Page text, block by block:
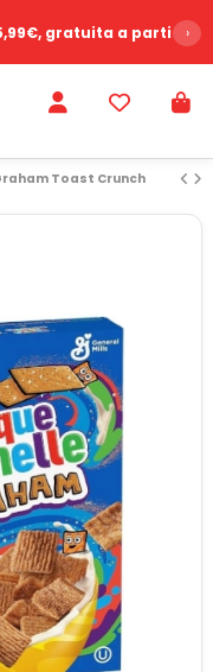
gratuita a partire›
Toast Crunch